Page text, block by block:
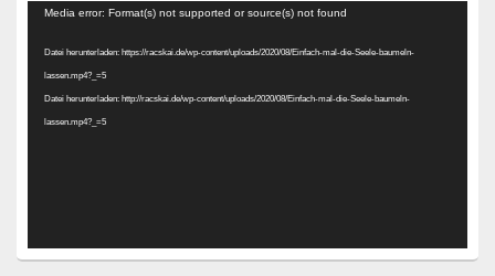
Video-
Media error: Format(s) not supported or source(s) not found
Datei herunterladen: https://racskai.de/wp-content/uploads/2020/08/Einfach-mal-die-Seele-baumeln-
lassen.mp4?_=5
Datei herunterladen: http://racskai.de/wp-content/uploads/2020/08/Einfach-mal-die-Seele-baumeln-
lassen.mp4?_=5